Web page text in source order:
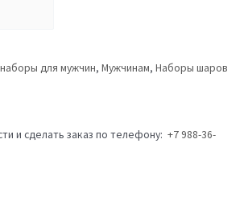
для мужчин, Мужчинам, Наборы шаров
и сделать заказ по телефону: +7 988-36-